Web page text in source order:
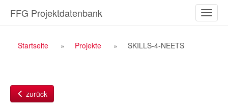
Inhalt
ein-/
FFG Projektdatenbank
Breadcrumb
Startseite Projekte SKILLS-4-NEETS
zurück